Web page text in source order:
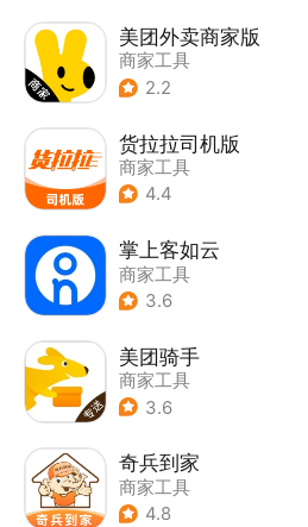
美团外卖商家版
商家工具
2.2
货拉拉司机版
商家工具
4.4
掌上客如云
商家工具
3.6
美团骑手
商家工具
3.6
奇兵到家
商家工具
4.8